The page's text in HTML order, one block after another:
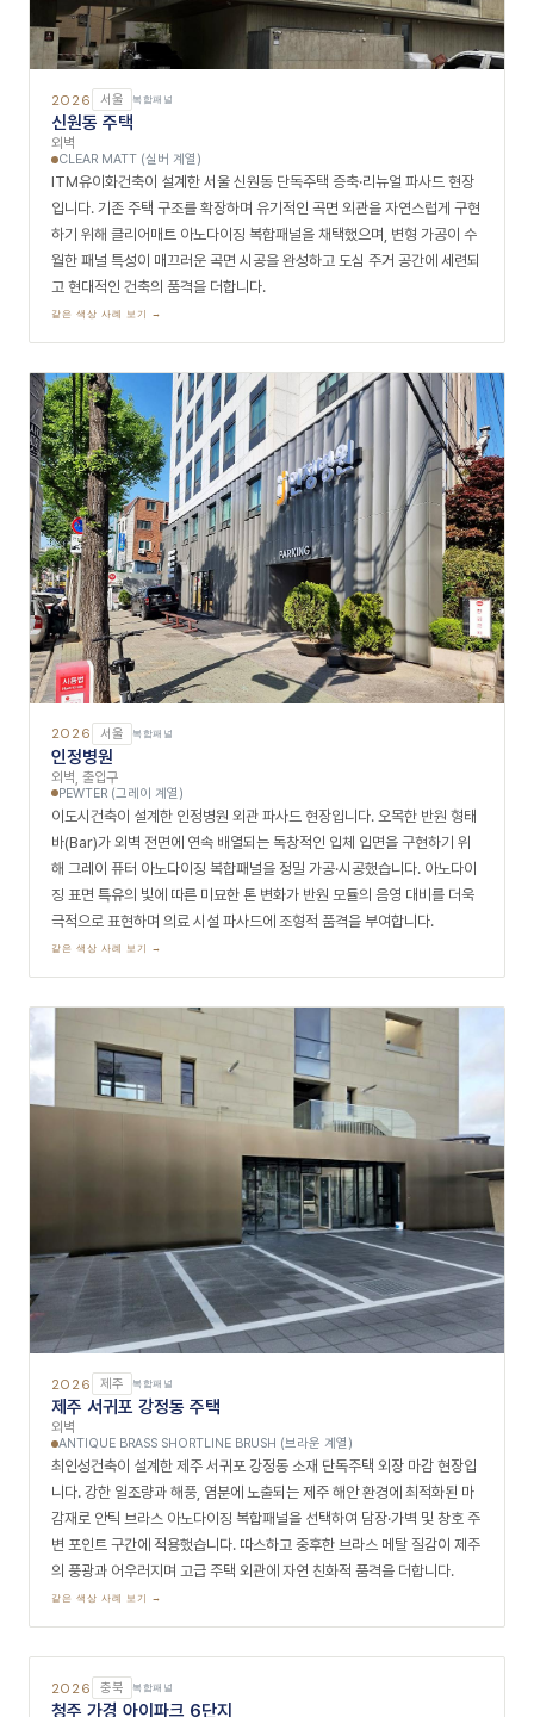
2026 서울 복합패널
신원동 주택
외벽
CLEAR MATT (실버 계열)
ITM유이화건축이 설계한 서울 신원동 단독주택 증축·리뉴얼 파사드 현장
입니다. 기존 주택 구조를 확장하며 유기적인 곡면 외관을 자연스럽게 구현
하기 위해 클리어매트 아노다이징 복합패널을 채택했으며, 변형 가공이 수
월한 패널 특성이 매끄러운 곡면 시공을 완성하고 도심 주거 공간에 세련되
고 현대적인 건축의 품격을 더합니다.
같은 색상 사례 보기 →
2026 서울 복합패널
인정병원
외벽, 출입구
PEWTER (그레이 계열)
이도시건축이 설계한 인정병원 외관 파사드 현장입니다. 오목한 반원 형태
바(Bar)가 외벽 전면에 연속 배열되는 독창적인 입체 입면을 구현하기 위
해 그레이 퓨터 아노다이징 복합패널을 정밀 가공·시공했습니다. 아노다이
징 표면 특유의 빛에 따른 미묘한 톤 변화가 반원 모듈의 음영 대비를 더욱
극적으로 표현하며 의료 시설 파사드에 조형적 품격을 부여합니다.
같은 색상 사례 보기 →
2026 제주 복합패널
제주 서귀포 강정동 주택
외벽
ANTIQUE BRASS SHORTLINE BRUSH (브라운 계열)
최인성건축이 설계한 제주 서귀포 강정동 소재 단독주택 외장 마감 현장입
니다. 강한 일조량과 해풍, 염분에 노출되는 제주 해안 환경에 최적화된 마
감재로 안틱 브라스 아노다이징 복합패널을 선택하여 담장·가벽 및 창호 주
변 포인트 구간에 적용했습니다. 따스하고 중후한 브라스 메탈 질감이 제주
의 풍광과 어우러지며 고급 주택 외관에 자연 친화적 품격을 더합니다.
같은 색상 사례 보기 →